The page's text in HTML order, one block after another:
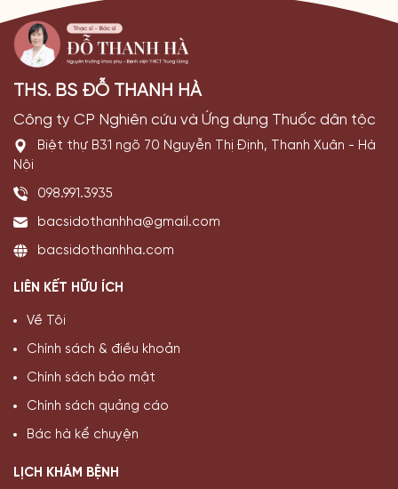
THS. BS ĐỖ THANH HÀ
Công ty CP Nghiên cứu và Ứng dụng Thuốc dân tộc
Biệt thự B31 ngõ 70 Nguyễn Thị Định, Thanh Xuân - Hà
Nội
098.991.3935
bacsidothanhha@gmail.com
bacsidothanhha.com
LIÊN KẾT HỮU ÍCH
Về Tôi
Chính sách & điều khoản
Chính sách bảo mật
Chính sách quảng cáo
Bác hà kể chuyện
LỊCH KHÁM BỆNH